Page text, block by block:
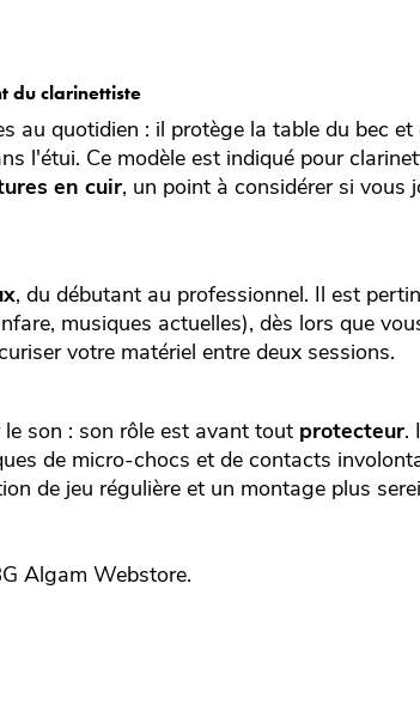
du clarinettiste
au quotidien : il protège la table du bec et
l'étui. Ce modèle est indiqué pour
en cuir, un point à considérer si vous
, du débutant au professionnel. Il est
musiques actuelles), dès lors que
votre matériel entre deux sessions.
son : son rôle est avant tout protecteur.
de micro-chocs et de contacts
de jeu régulière et un montage plus
Algam Webstore.